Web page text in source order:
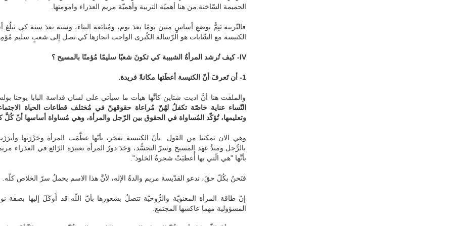
الحميمة السّاخنة.من هنا أهميّة التربية وأهميّة مريم العذراء وامومتها.
فالتّربية تَتِمُّ بوضعِ أساسٍ متين يومًا بعدَ يوم، ومُتابَعة البناء، وسنة بعدَ سنة كي
الكنيسة مع الشّابات هو الرّسالة الكُبرى الواجب انجازها كي نصل إلى شعبٍ سليم
IV
-كيف تُرشد المرأةُ الشبيبة كي تكونَ شعبًا سليمًا مُؤمنًا بالمسيح ؟
1- أن تَعرفَ أنّ الكنيسة أعطَتها مكانةً فريدة.
والملفت هنا أنَّ اديت شتاين كأنَّها هيأت ما سيأتي على لسان قداسة البابا يوحنا
النّساء عناية خاصّة تكفلُ لهُنّ مُراعاة حقوقهنّ في مُختلف قطاعات الحياة
وتعليمها، تُؤكّد المُساواة في الحقوق بين الرّجل والمرأة، وهي مُساواة أساسها أنّ
وهي الان تمكننا من القول بأنّ الكنيسة تفخر، بأنّها عظَّمَت المرأة وحَرَّرَتها
بالرُّجل.ومنذُ عهد المسيح وسرّ التجسُّد، وَجَدَ دورُ المرأة تعبيرَه الرّائع في العذراء
بأنَّها "هي الّتي بها أُعطيَتْ شجرةُ الخلود".
فنَحنُ بكُلّ حقّ، ندعو القدّيسة مريم والدةُ الإله، لأنَّ هذا الاسم يحملُ سرّ الخلاص كلّه.
إنّ طاقة المرأة المعنويّة والرُّوحيّة تتصلُ بشعورها بأنّ اللّه قد أَوكَلَ إليها بصفة
المسؤولية مهما عاكسها المجتمع.